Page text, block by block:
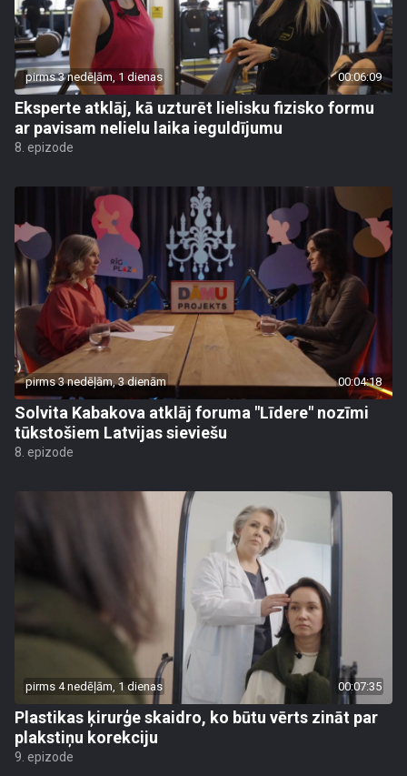
pirms 3 nedēļām, 1 dienas 00:06:09
Eksperte atklāj, kā uzturēt lielisku fizisko formu
ar pavisam nelielu laika ieguldījumu
8. epizode
pirms 3 nedēļām, 3 dienām 00:04:18
Solvita Kabakova atklāj foruma "Līdere" nozīmi
tūkstošiem Latvijas sieviešu
8. epizode
pirms 4 nedēļām, 1 dienas 00:07:35
Plastikas ķirurģe skaidro, ko būtu vērts zināt par
plakstiņu korekciju
9. epizode